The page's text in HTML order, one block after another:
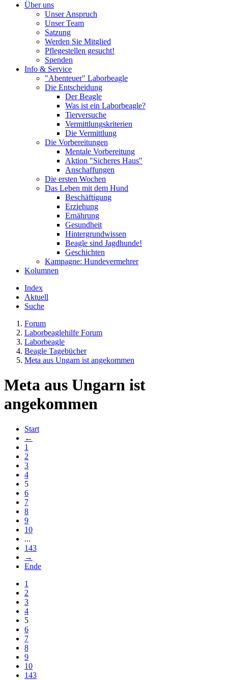
Über uns
Unser Anspruch
Unser Team
Satzung
Werden Sie Mitglied
Pflegestellen gesucht!
Spenden
Info & Service
"Abenteuer" Laborbeagle
Die Entscheidung
Der Beagle
Was ist ein Laborbeagle?
Tierversuche
Vermittlungskriterien
Die Vermittlung
Die Vorbereitungen
Mentale Vorbereitung
Aktion "Sicheres Haus"
Anschaffungen
Die ersten Wochen
Das Leben mit dem Hund
Beschäftigung
Erziehung
Ernährung
Gesundheit
Hintergrundwissen
Beagle sind Jagdhunde!
Geschichten
Kampagne: Hundevermehrer
Kolumnen
Index
Aktuell
Suche
Forum
Laborbeaglehilfe Forum
Laborbeagle
Beagle Tagebücher
Meta aus Ungarn ist angekommen
Meta aus Ungarn ist
angekommen
Start
←
1
2
3
4
5
6
7
8
9
10
...
143
→
Ende
1
2
3
4
5
6
7
8
9
10
143